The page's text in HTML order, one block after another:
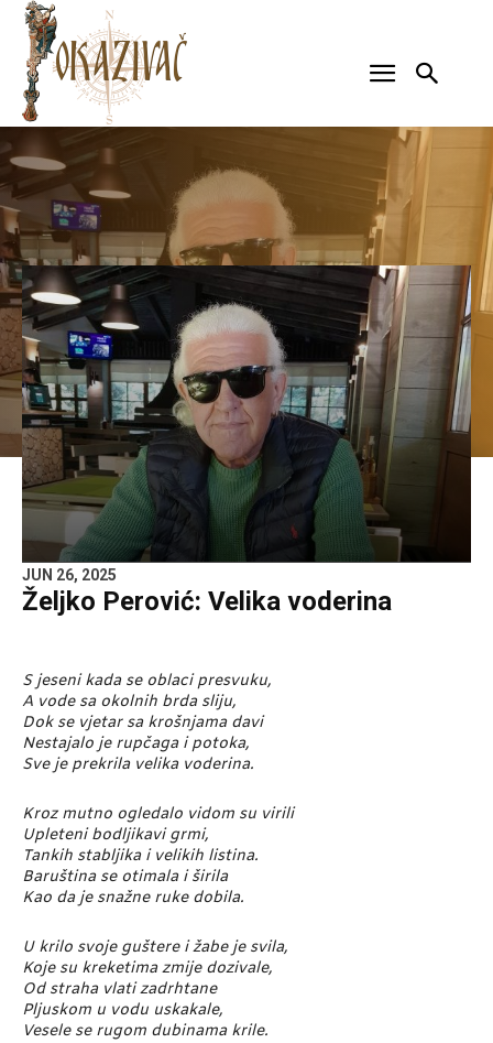
JUN 26, 2025
Željko Perović: Velika voderina
S jeseni kada se oblaci presvuku,
A vode sa okolnih brda sliju,
Dok se vjetar sa krošnjama davi
Nestajalo je rupčaga i potoka,
Sve je prekrila velika voderina.
Kroz mutno ogledalo vidom su virili
Upleteni bodljikavi grmi,
Tankih stabljika i velikih listina.
Baruština se otimala i širila
Kao da je snažne ruke dobila.
U krilo svoje guštere i žabe je svila,
Koje su kreketima zmije dozivale,
Od straha vlati zadrhtane
Pljuskom u vodu uskakale,
Vesele se rugom dubinama krile.